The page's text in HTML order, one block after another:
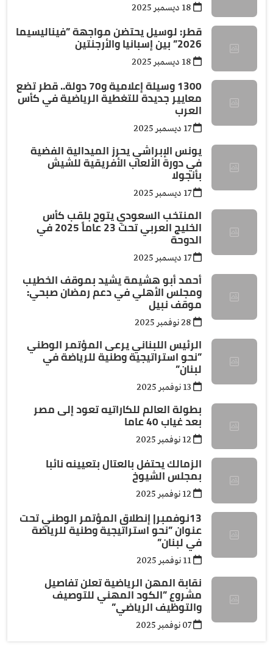
قطر: لوسيل يحتضن مواجهة ”فيناليسيما
2026” بين إسبانيا والأرجنتين
1300 وسيلة إعلامية و70 دولة.. قطر تضع
معايير جديدة للتغطية الرياضية في كأس
العرب
17 ديسمبر 2025
يونس الإبراشي يحرز الميدالية الفضية
في دورة الألعاب الأفريقية للشيش
بأنجولا
17 ديسمبر 2025
المنتخب السعودي يتوج بلقب كأس
الخليج العربي تحت 23 عاماً 2025 في
الدوحة
17 ديسمبر 2025
أحمد أبو هشيمة يشيد بموقف الخطيب
ومجلس الأهلي في دعم رمضان صبحي:
موقف نبيل
الرئيس اللبناني يرعى المؤتمر الوطني
”نحو استراتيجية وطنية للرياضة في
لبنان”
بطولة العالم للكاراتيه تعود إلى مصر
بعد غياب 40 عاما
الزمالك يحتفل بالعتال بتعيينه نائبا
بمجلس الشيوخ
13نوفمبر| إنطلاق المؤتمر الوطني تحت
عنوان ”نحو استراتيجية وطنية للرياضة
في لبنان”
نقابة المهن الرياضية تعلن تفاصيل
مشروع ”الكود المهني للتوصيف
والتوظيف الرياضي”
07 نوفمبر 2025